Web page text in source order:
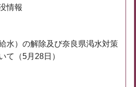
情報
水）の解除及び奈良県渇水対策
て（5月28日）